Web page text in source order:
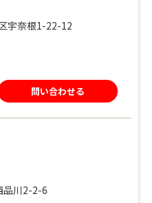
宇奈根1-22-12
問い合わせる
川2-2-6